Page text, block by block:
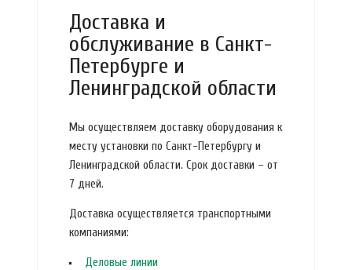
Доставка и
обслуживание в Санкт-
Петербурге и
Ленинградской области
Мы осуществляем доставку оборудования к
месту установки по Санкт-Петербургу и
Ленинградской области. Срок доставки – от
7 дней.
Доставка осуществляется транспортными
компаниями:
Деловые линии